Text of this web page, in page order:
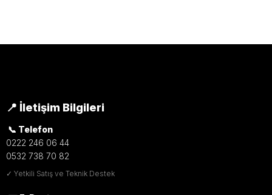
Seçimi İçin Destek Alın
noktalarında sürtünmeyi azaltmak, sıkışmayı
WhatsApp
📍 İletişim Bilgileri
📞 Telefon
0222 246 06 44
0532 738 70 82
✓ Yetkili Satış ve Teknik Destek